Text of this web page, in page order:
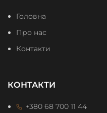
Головна
Про нас
Контакти
КОНТАКТИ
+380 68 700 11 44